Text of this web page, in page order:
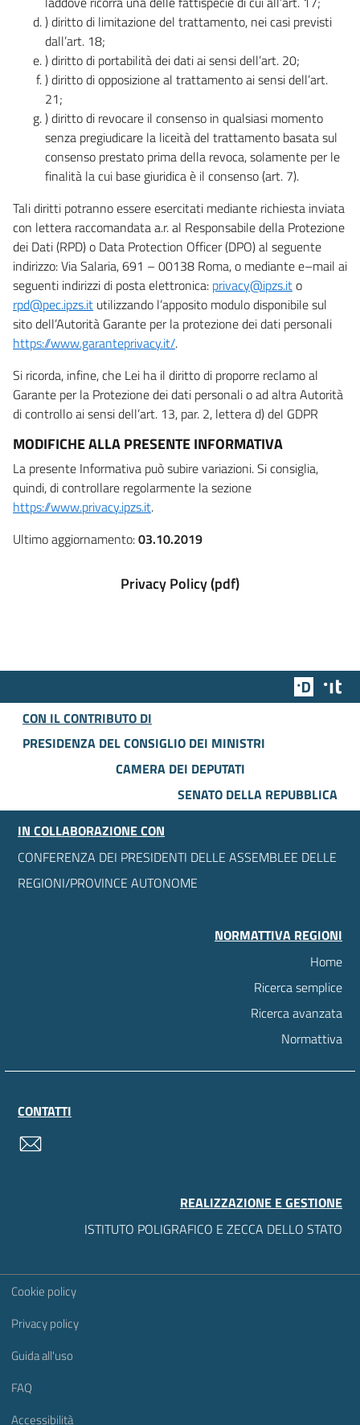
) diritto di limitazione del trattamento, nei casi previsti
dall’art. 18;
) diritto di portabilità dei dati ai sensi dell’art. 20;
) diritto di opposizione al trattamento ai sensi dell’art.
21;
) diritto di revocare il consenso in qualsiasi momento
senza pregiudicare la liceità del trattamento basata sul
consenso prestato prima della revoca, solamente per le
finalità la cui base giuridica è il consenso (art. 7).
Tali diritti potranno essere esercitati mediante richiesta inviata
con lettera raccomandata a.r. al Responsabile della Protezione
dei Dati (RPD) o Data Protection Officer (DPO) al seguente
indirizzo: Via Salaria, 691 – 00138 Roma, o mediante e–mail ai
seguenti indirizzi di posta elettronica: privacy@ipzs.ito
rpd@pec.ipzs.it utilizzando l’apposito modulo disponibile sul
sito dell’Autorità Garante per la protezione dei dati personali
https://www.garanteprivacy.it/.
Si ricorda, infine, che Lei ha il diritto di proporre reclamo al
Garante per la Protezione dei dati personali o ad altra Autorità
di controllo ai sensi dell’art. 13, par. 2, lettera d) del GDPR
MODIFICHE ALLA PRESENTE INFORMATIVA
La presente Informativa può subire variazioni. Si consiglia,
quindi, di controllare regolarmente la sezione
https://www.privacy.ipzs.it.
Ultimo aggiornamento:03.10.2019
Privacy Policy (pdf)
Team
CON IL CONTRIBUTO DI
PRESIDENZA DEL CONSIGLIO DEI MINISTRI
CAMERA DEI DEPUTATI
SENATO DELLA REPUBBLICA
IN COLLABORAZIONE CON
CONFERENZA DEI PRESIDENTI DELLE ASSEMBLEE DELLE
REGIONI/PROVINCE AUTONOME
NORMATTIVA REGIONI
Home
Ricerca semplice
Ricerca avanzata
Normattiva
CONTATTI
REALIZZAZIONE E GESTIONE
ISTITUTO POLIGRAFICO E ZECCA DELLO STATO
Sezione Link Utili
Cookie policy
Privacy policy
Guida all'uso
FAQ
Accessibilità